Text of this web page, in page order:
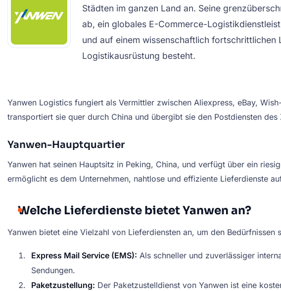
Städten im ganzen Land an. Seine
ab, ein globales E-Commerce-
und auf einem wissenschaftlich
Logistikausrüstung besteht.
Yanwen Logistics fungiert als Vermittler zwischen Aliexpress, eBay,
transportiert sie quer durch China und übergibt sie den Postdiensten des
Yanwen-Hauptquartier
Yanwen hat seinen Hauptsitz in Peking, China, und verfügt über ein
ermöglicht es dem Unternehmen, nahtlose und effiziente Lieferdienste
Welche Lieferdienste bietet Yanwen an?
Yanwen bietet eine Vielzahl von Lieferdiensten an, um den
Express Mail Service (EMS): Als schneller und zuverlässiger
Sendungen.
Paketzustellung: Der Paketzustelldienst von Yanwen ist eine